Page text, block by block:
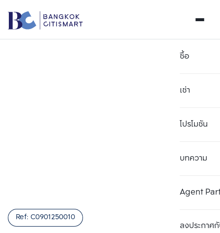
ซื้อ
เช่า
โปรโมชัน
บทความ
Agent
ลงประกาศกั
Ref: C0901250010เปรียบเทียบ